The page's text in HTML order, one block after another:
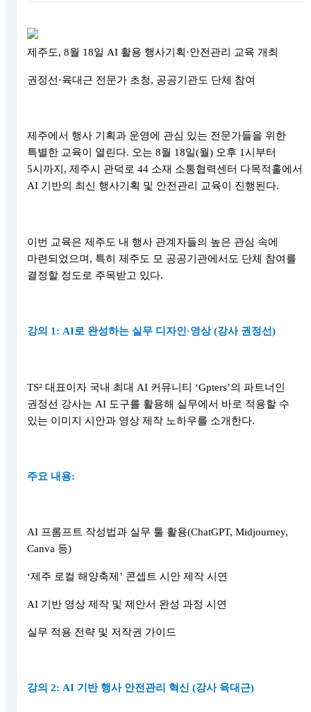
제주도, 8월 18일 AI 활용 행사기획·안전관리 교육 개최
권정선·육대근 전문가 초청, 공공기관도 단체 참여
제주에서 행사 기획과 운영에 관심 있는 전문가들을 위한
특별한 교육이 열린다. 오는 8월 18일(월) 오후 1시부터
5시까지, 제주시 관덕로 44 소재 소통협력센터 다목적홀에서
AI 기반의 최신 행사기획 및 안전관리 교육이 진행된다.
이번 교육은 제주도 내 행사 관계자들의 높은 관심 속에
마련되었으며, 특히 제주도 모 공공기관에서도 단체 참여를
결정할 정도로 주목받고 있다.
강의 1: AI로 완성하는 실무 디자인·영상 (강사 권정선)
TS² 대표이자 국내 최대 AI 커뮤니티 ‘Gpters’의 파트너인
권정선 강사는 AI 도구를 활용해 실무에서 바로 적용할 수
있는 이미지 시안과 영상 제작 노하우를 소개한다.
주요 내용:
AI 프롬프트 작성법과 실무 툴 활용(ChatGPT, Midjourney,
Canva 등)
‘제주 로컬 해양축제’ 콘셉트 시안 제작 시연
AI 기반 영상 제작 및 제안서 완성 과정 시연
실무 적용 전략 및 저작권 가이드
강의 2: AI 기반 행사 안전관리 혁신 (강사 육대근)